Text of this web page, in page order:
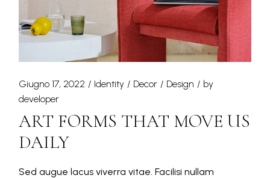
Giugno 17, 2022 Identity Decor Design
by
developer
ART FORMS THAT MOVE US
DAILY
Sed augue lacus viverra vitae. Facilisi nullam